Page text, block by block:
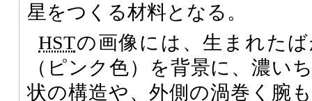
星をつくる材料となる。
HSTの画像には、生まれた
（ピンク色）を背景に、濃い
状の構造や、外側の渦巻く腕